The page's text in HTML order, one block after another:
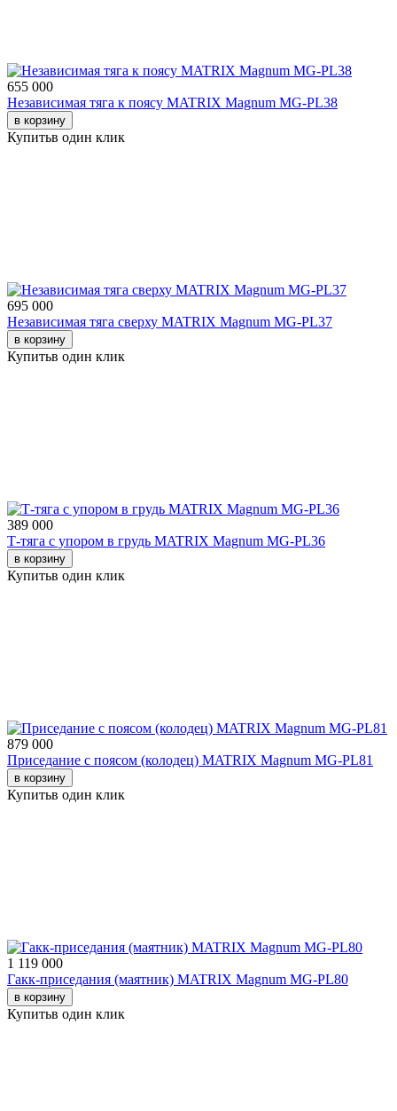
655 000
Независимая тяга к поясу MATRIX Magnum MG-PL38
в корзину
Купитьв один клик
695 000
Независимая тяга сверху MATRIX Magnum MG-PL37
в корзину
Купитьв один клик
389 000
Т-тяга с упором в грудь MATRIX Magnum MG-PL36
в корзину
Купитьв один клик
879 000
Приседание с поясом (колодец) MATRIX Magnum MG-PL81
в корзину
Купитьв один клик
1 119 000
Гакк-приседания (маятник) MATRIX Magnum MG-PL80
в корзину
Купитьв один клик